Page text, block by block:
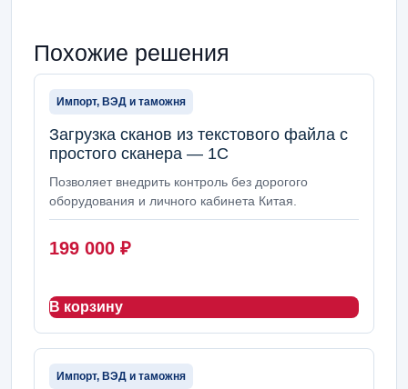
Похожие решения
Импорт, ВЭД и таможня
Загрузка сканов из текстового файла с
простого сканера — 1С
Позволяет внедрить контроль без дорогого
оборудования и личного кабинета Китая.
199 000 ₽
В корзину
Импорт, ВЭД и таможня